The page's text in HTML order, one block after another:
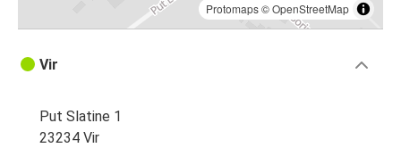
Protomaps©OpenStreetMap
Vir
Put Slatine 1
23234 Vir